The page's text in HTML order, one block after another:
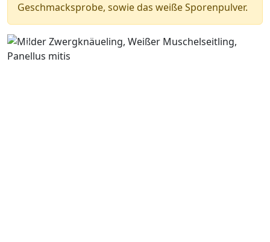
Geschmacksprobe, sowie das weiße Sporenpulver.
Zurück